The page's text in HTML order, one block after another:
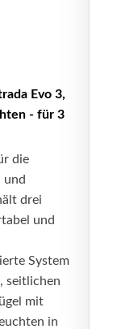
Evo 3,
- für 3
die
und
drei
und
System
seitlichen
mit
in